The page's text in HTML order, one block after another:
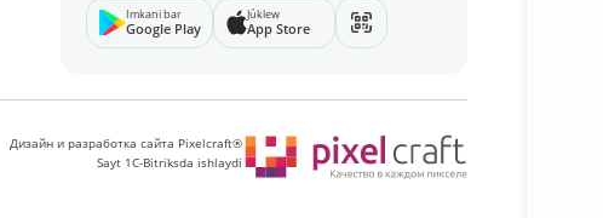
Imkani bar
Google Play
Júklew
App Store
Дизайн и разработка сайта Pixelcraft®
Sayt 1C-Bitriksda ishlaydi